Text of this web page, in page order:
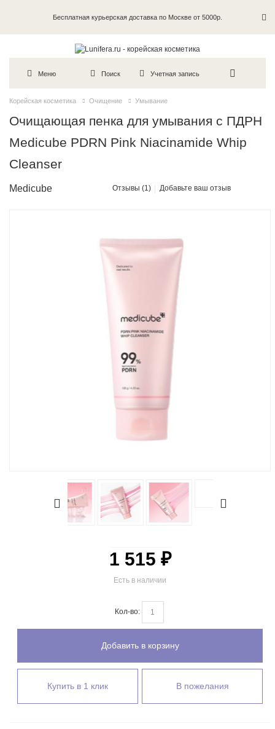
Бесплатная курьерская доставка по Москве от 5000р.
Пробники в каждый заказ
Меню Поиск Учетная запись
Корейская косметика Очищение Умывание
Очищающая пенка для умывания с ПДРН
Medicube PDRN Pink Niacinamide Whip
Cleanser
Medicube Отзывы (1) Добавьте ваш отзыв
Есть в наличии
1 515 ₽
Кол-во:
Добавить в корзину
Купить в 1 клик В пожелания